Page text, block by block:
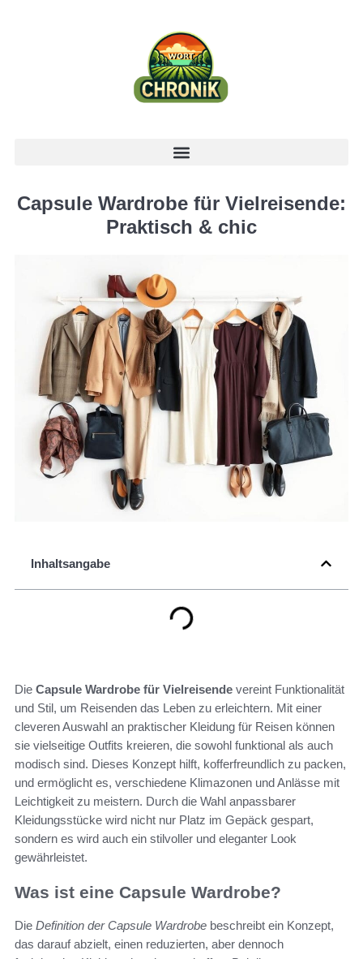
Capsule Wardrobe für Vielreisende:
Praktisch & chic
Inhaltsangabe
Die Capsule Wardrobe für Vielreisende vereint Funktionalität
und Stil, um Reisenden das Leben zu erleichtern. Mit einer
cleveren Auswahl an praktischer Kleidung für Reisen können
sie vielseitige Outfits kreieren, die sowohl funktional als auch
modisch sind. Dieses Konzept hilft, kofferfreundlich zu packen,
und ermöglicht es, verschiedene Klimazonen und Anlässe mit
Leichtigkeit zu meistern. Durch die Wahl anpassbarer
Kleidungsstücke wird nicht nur Platz im Gepäck gespart,
sondern es wird auch ein stilvoller und eleganter Look
gewährleistet.
Was ist eine Capsule Wardrobe?
Die Definition der Capsule Wardrobe beschreibt ein Konzept,
das darauf abzielt, einen reduzierten, aber dennoch